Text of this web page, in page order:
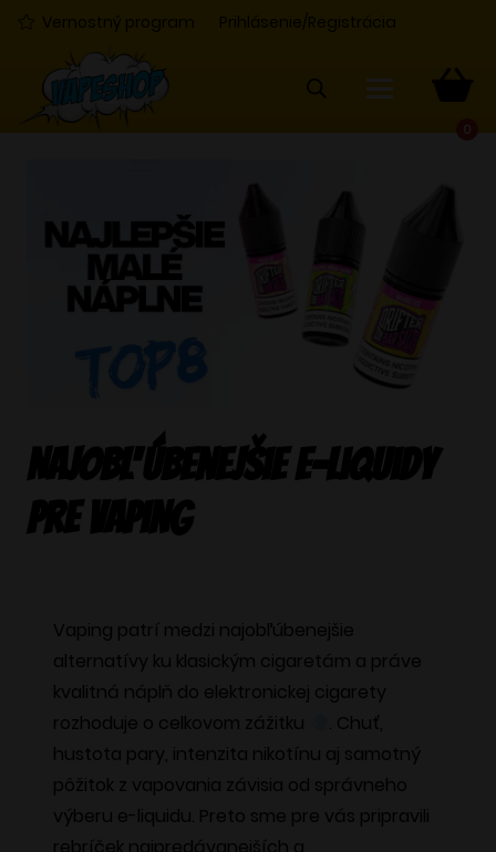
Vernostný program Prihlásenie/Registrácia
Najobľúbenejšie e-liquidy
pre vaping
Vaping patrí medzi najobľúbenejšie
alternatívy ku klasickým cigaretám a práve
kvalitná náplň do elektronickej cigarety
rozhoduje o celkovom zážitku
. Chuť,
hustota pary, intenzita nikotínu aj samotný
pôžitok z vapovania závisia od správneho
výberu e-liquidu. Preto sme pre vás pripravili